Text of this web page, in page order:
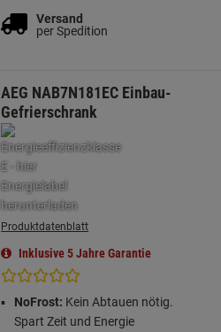
Versand
per Spedition
AEG NAB7N181EC Einbau-
Gefrierschrank
Produktdatenblatt
Inklusive 5 Jahre Garantie
NoFrost: Kein Abtauen nötig.
Spart Zeit und Energie